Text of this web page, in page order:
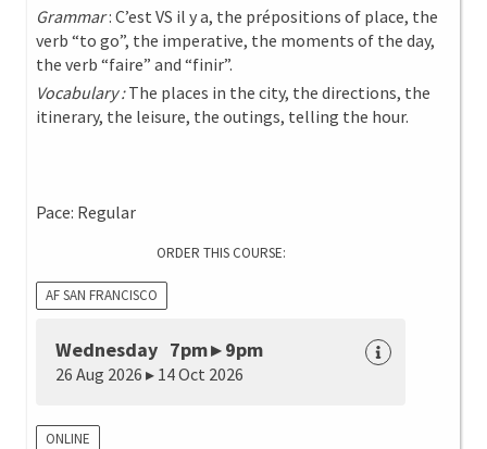
Grammar: C’est VS il y a, the prépositions of place, the
verb “to go”, the imperative, the moments of the day,
the verb “faire” and “finir”.
Vocabulary :The places in the city, the directions, the
itinerary, the leisure, the outings, telling the hour.
Pace: Regular
ORDER THIS COURSE:
AF SAN FRANCISCO
Wednesday 7pm ▸ 9pm
26 Aug 2026 ▸ 14 Oct 2026
ONLINE